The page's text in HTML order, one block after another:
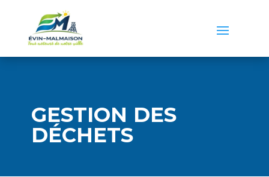
GESTION DES
DÉCHETS